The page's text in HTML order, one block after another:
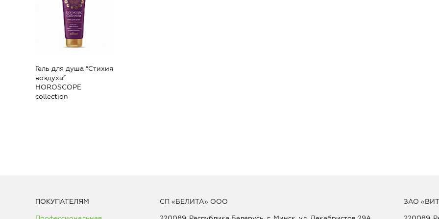
Гель для душа “Стихия
воздуха”
HOROSCOPE
collection
ПОКУПАТЕЛЯМ
СП «БЕЛИТА» ООО
ЗАО